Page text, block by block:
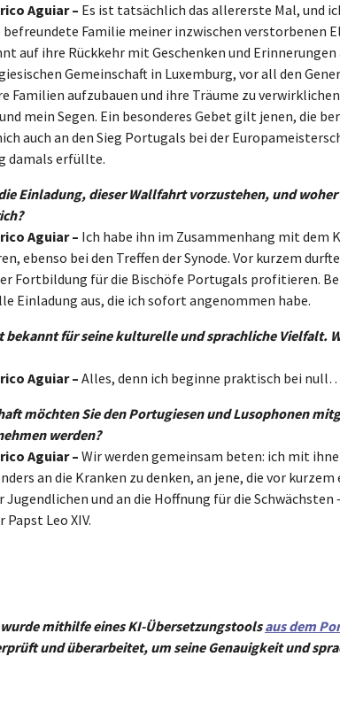
Aguiar – Es ist tatsächlich das allererste Mal, und
Familie meiner inzwischen verstorbenen
auf ihre Rückkehr mit Geschenken und
Gemeinschaft in Luxemburg, vor all den
Familien aufzubauen und ihre Träume zu
mein Segen. Ein besonderes Gebet gilt jenen, die
auch an den Sieg Portugals bei der
damals erfüllte.
Einladung, dieser Wallfahrt vorzustehen, und
Aguiar – Ich habe ihn im Zusammenhang mit
ebenso bei den Treffen der Synode. Vor kurzem
Fortbildung für die Bischöfe Portugals profitieren.
Einladung aus, die ich sofort angenommen habe.
bekannt für seine kulturelle und sprachliche Vielfalt.
Aguiar – Alles, denn ich beginne praktisch bei
möchten Sie den Portugiesen und Lusophonen
werden?
Aguiar – Wir werden gemeinsam beten: ich mit
an die Kranken zu denken, an jene, die vor
Jugendlichen und an die Hoffnung für die
Papst Leo XIV.
mithilfe eines KI-Übersetzungstoolsaus dem
und überarbeitet, um seine Genauigkeit und